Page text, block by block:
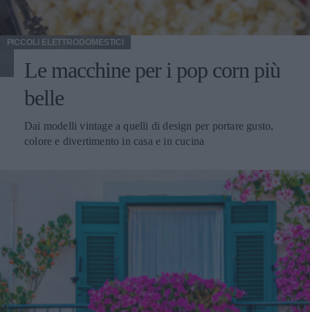
PICCOLI ELETTRODOMESTICI
Le macchine per i pop corn più
belle
Dai modelli vintage a quelli di design per portare gusto,
colore e divertimento in casa e in cucina